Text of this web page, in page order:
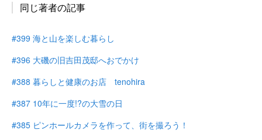
同じ著者の記事
#399 海と山を楽しむ暮らし
#396 大磯の旧吉田茂邸へおでかけ
#388 暮らしと健康のお店 tenohira
#387 10年に一度!?の大雪の日
#385 ピンホールカメラを作って、街を撮ろう！